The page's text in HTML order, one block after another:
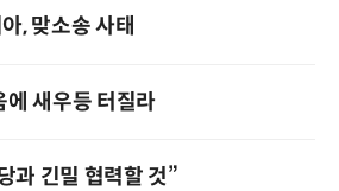
, 맞소송 사태
에 새우등 터질라
과 긴밀 협력할 것”